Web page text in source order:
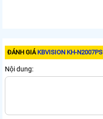
ĐÁNH GIÁ KBVISION KH-N2007PS
Nội dung: